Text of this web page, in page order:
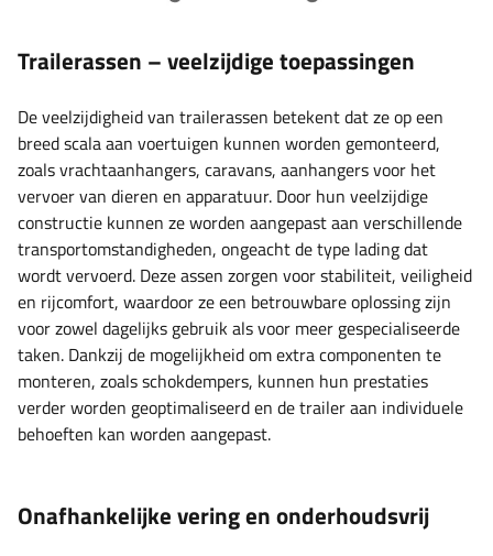
Trailerassen – veelzijdige toepassingen
De veelzijdigheid van trailerassen betekent dat ze op een
breed scala aan voertuigen kunnen worden gemonteerd,
zoals vrachtaanhangers, caravans, aanhangers voor het
vervoer van dieren en apparatuur. Door hun veelzijdige
constructie kunnen ze worden aangepast aan verschillende
transportomstandigheden, ongeacht de type lading dat
wordt vervoerd. Deze assen zorgen voor stabiliteit, veiligheid
en rijcomfort, waardoor ze een betrouwbare oplossing zijn
voor zowel dagelijks gebruik als voor meer gespecialiseerde
taken. Dankzij de mogelijkheid om extra componenten te
monteren, zoals schokdempers, kunnen hun prestaties
verder worden geoptimaliseerd en de trailer aan individuele
behoeften kan worden aangepast.
Onafhankelijke vering en onderhoudsvrij